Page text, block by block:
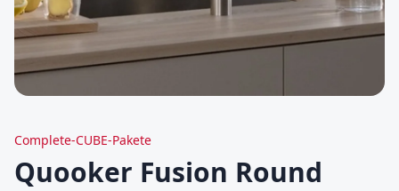
Complete-CUBE-Pakete
Quooker Fusion Round